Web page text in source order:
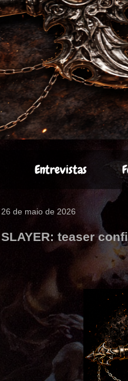
Entrevistas
26 de maio de 2026
SLAYER: teaser